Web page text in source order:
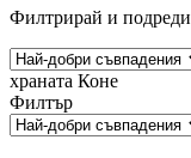
Филтрирай и подреди
храната Коне
Филтър